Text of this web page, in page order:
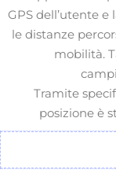
GPS dell’utente
le distanze
mobilità.
Tramite
posizione è